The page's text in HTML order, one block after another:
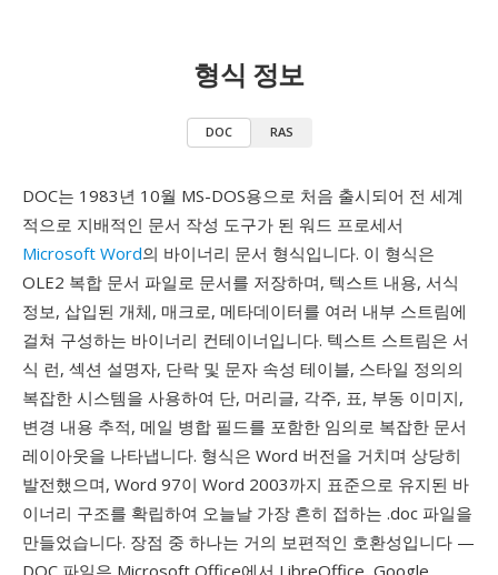
형식 정보
DOC RAS
DOC는 1983년 10월 MS-DOS용으로 처음 출시되어 전 세계
적으로 지배적인 문서 작성 도구가 된 워드 프로세서
Microsoft Word의 바이너리 문서 형식입니다. 이 형식은
OLE2 복합 문서 파일로 문서를 저장하며, 텍스트 내용, 서식
정보, 삽입된 개체, 매크로, 메타데이터를 여러 내부 스트림에
걸쳐 구성하는 바이너리 컨테이너입니다. 텍스트 스트림은 서
식 런, 섹션 설명자, 단락 및 문자 속성 테이블, 스타일 정의의
복잡한 시스템을 사용하여 단, 머리글, 각주, 표, 부동 이미지,
변경 내용 추적, 메일 병합 필드를 포함한 임의로 복잡한 문서
레이아웃을 나타냅니다. 형식은 Word 버전을 거치며 상당히
발전했으며, Word 97이 Word 2003까지 표준으로 유지된 바
이너리 구조를 확립하여 오늘날 가장 흔히 접하는 .doc 파일을
만들었습니다. 장점 중 하나는 거의 보편적인 호환성입니다 —
DOC 파일은 Microsoft Office에서 LibreOffice, Google